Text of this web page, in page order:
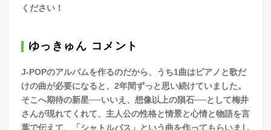
ください！
ゆっきゅん コメント
J-POPのアルバムを作るのだから、うち1曲はピアノと歌だ
けの曲が必要になると、2年間ずっと思い続けていました。
そこへ期待の新星──いいえ、想像以上の隕石──として梅井
さんが現れてくれて、主人公の性格と情景と心情と物語を言
葉で伝えて、「シャトルバス」という曲を作ってもらいまし